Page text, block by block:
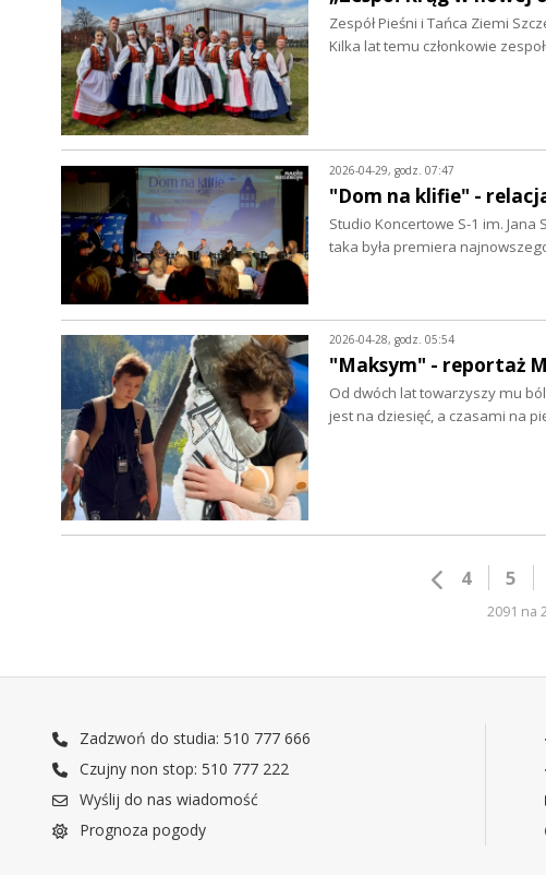
Zespół Pieśni i Tańca Ziemi
Kilka lat temu członkowie
2026-04-29, godz. 07:47
"Dom na klifie" -
Studio Koncertowe S-1 im.
taka była premiera
2026-04-28, godz. 05:54
"Maksym" - reportaż
Od dwóch lat towarzyszy mu
jest na dziesięć, a czasami na
4 5
2091 na
Zadzwoń do studia: 510 777 666
Czujny non stop: 510 777 222
Wyślij do nas wiadomość
Prognoza pogody